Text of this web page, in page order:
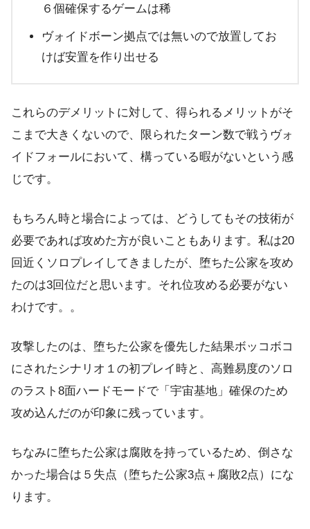
６個確保するゲームは稀
ヴォイドボーン拠点では無いので放置してお
けば安置を作り出せる
これらのデメリットに対して、得られるメリットがそ
こまで大きくないので、限られたターン数で戦うヴォ
イドフォールにおいて、構っている暇がないという感
じです。
もちろん時と場合によっては、どうしてもその技術が
必要であれば攻めた方が良いこともあります。私は20
回近くソロプレイしてきましたが、堕ちた公家を攻め
たのは3回位だと思います。それ位攻める必要がない
わけです。。
攻撃したのは、堕ちた公家を優先した結果ボッコボコ
にされたシナリオ１の初プレイ時と、高難易度のソロ
のラスト8面ハードモードで「宇宙基地」確保のため
攻め込んだのが印象に残っています。
ちなみに堕ちた公家は腐敗を持っているため、倒さな
かった場合は５失点（堕ちた公家3点＋腐敗2点）にな
ります。